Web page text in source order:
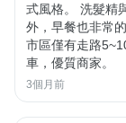
式風格。 洗髮精
外，早餐也非常
市區僅有走路
車，優質商家。
3個月前